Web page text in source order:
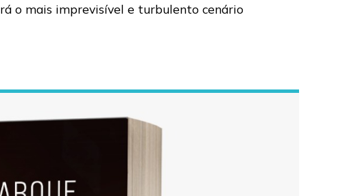
o mais imprevisível e turbulento cenário